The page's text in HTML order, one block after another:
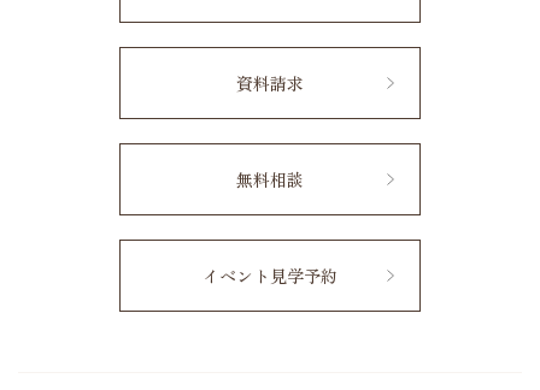
資料請求
無料相談
イベント見学予約